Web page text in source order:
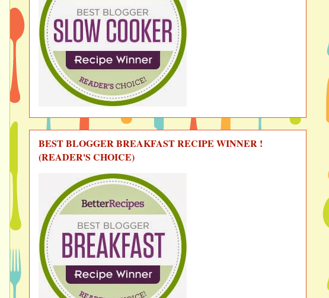
BEST BLOGGER BREAKFAST RECIPE WINNER !
(READER'S CHOICE)